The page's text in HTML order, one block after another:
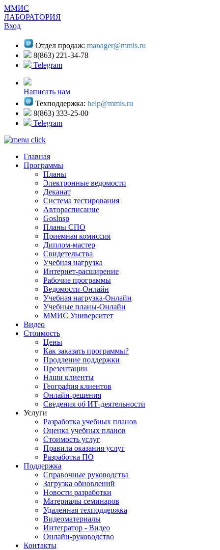
ММИС
ЛАБОРАТОРИЯ
Вход
Отдел продаж: manager@mmis.ru
8(863) 221-34-78
Telegram
Написать нам
Техподдержка: help@mmis.ru
8(863) 333-25-00
Telegram
Главная
Программы
Планы
Электронные ведомости
Деканат
Система тестирования
Авторасписание
GosInsp
Планы СПО
Приемная комиссия
Диплом-мастер
Свидетельства
Учебная нагрузка
Интернет-расширение
Рабочие программы
Ведомости-Онлайн
Учебная нагрузка-Онлайн
Учебные планы-Онлайн
ММИС Университет
Видео
Стоимость
Цены
Как заказать программы?
Продление поддержки
Презентации
Наши клиенты
География клиентов
Онлайн-решения
Сведения об ИТ-деятельности
Услуги
Разработка учебных планов
Оценка учебных планов
Стоимость услуг
Правила оказания услуг
Разработка ПО
Поддержка
Справочные руководства
Загрузка обновлений
Новости разработки
Материалы семинаров
Удаленная техподдержка
Видеоматериалы
Интегратор - Видео
Онлайн-руководство
Контакты